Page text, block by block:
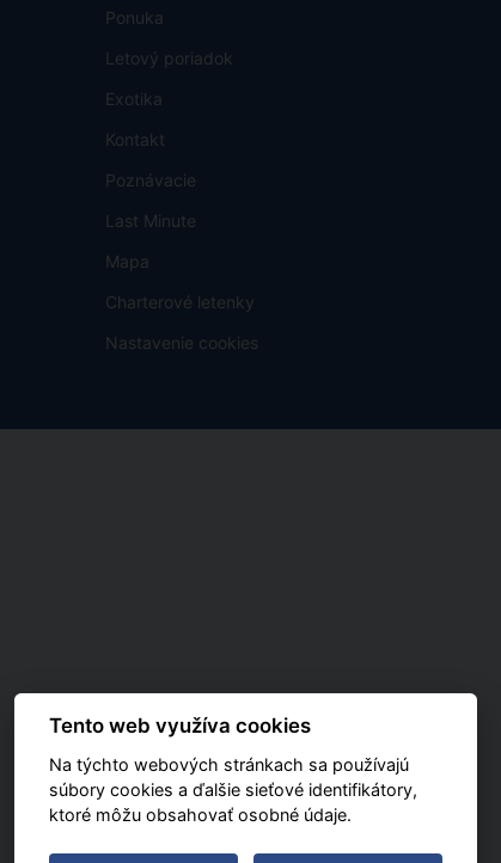
Ponuka
Letový poriadok
Exotika
Kontakt
Poznávacie
Last Minute
Mapa
Charterové letenky
Nastavenie cookies
Tento web využíva cookies
Na týchto webových stránkach sa používajú
súbory cookies a ďalšie sieťové identifikátory,
ktoré môžu obsahovať osobné údaje.